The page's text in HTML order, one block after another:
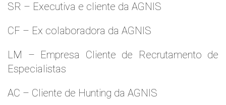
SR – Executiva e cliente da AGNIS
CF – Ex colaboradora da AGNIS
LM – Empresa Cliente de Recrutamento de
Especialistas
AC – Cliente de Hunting da AGNIS